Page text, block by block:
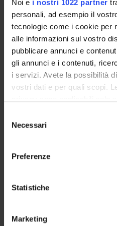
Noi e i nostri 1022 partner
personali, ad esempio il
tecnologie come i cookie per
alle informazioni sul vostro
pubblicare annunci e
gli annunci e i contenuti,
i servizi. Avete la possibilità
vostri dati e per quali scopi.
modificare o revocare il
momento dalla
raccogliere
geografica, con
Identificare il tuo
delNecessari
Preferenze
Statistiche
Marketing
AREE DI RICERCA
DOTTORATI DI RICERCA
STRUTTURE
BIBLIOTECHE
Persone
Calendario